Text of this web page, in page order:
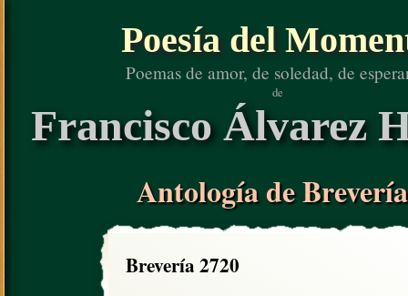
Poesía del
Poemas de amor, de soledad, de
de
Francisco Álvarez
Antología de
Brevería 2720